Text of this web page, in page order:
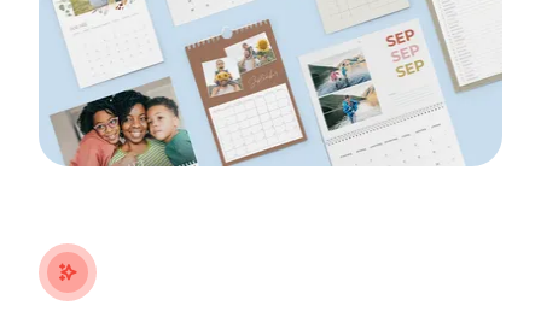
stars_plus